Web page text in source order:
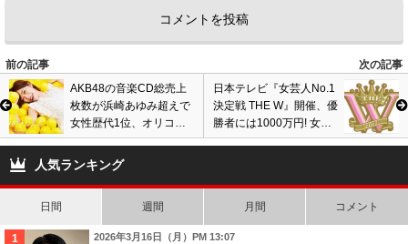
前の記事
次の記事
AKB48の音楽CD総売上
枚数が浜崎あゆみ超えで
女性歴代1位、オリコン
発表にネットでは批判殺
到…特典商法のドーピン
グが物議
日本テレビ『女芸人No.1
決定戦 THE W』開催、優
勝者には1000万円! 女性
限定の賞レースに批判の
人気ランキング
日間 週間 月間 コメント
2026年3月16日（月）PM 13:07